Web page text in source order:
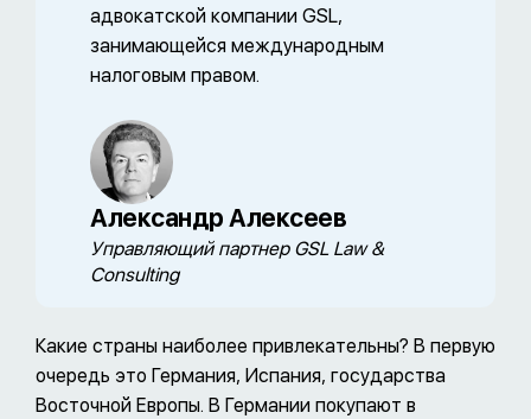
адвокатской компании GSL,
занимающейся международным
налоговым правом.
Александр Алексеев
Управляющий партнер GSL Law &
Consulting
Какие страны наиболее привлекательны? В первую
очередь это Германия, Испания, государства
Восточной Европы. В Германии покупают в